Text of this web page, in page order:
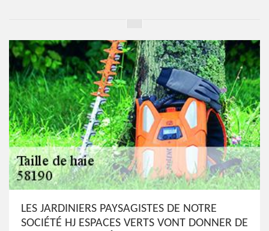
LES JARDINIERS PAYSAGISTES DE NOTRE
SOCIÉTÉ HJ ESPACES VERTS VONT DONNER DE